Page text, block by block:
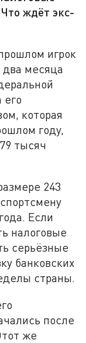
ждёт экс-
игрок
два месяца
которая
году,
тысяч
243
Если
налоговые
серьёзные
банковских
страны.
после
же